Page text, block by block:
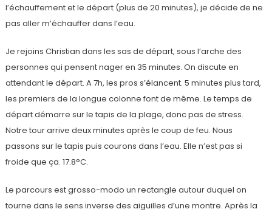
l’échauffement et le départ (plus de 20 minutes), je décide de ne
pas aller m’échauffer dans l’eau.
Je rejoins Christian dans les sas de départ, sous l’arche des
personnes qui pensent nager en 35 minutes. On discute en
attendant le départ. A 7h, les pros s’élancent. 5 minutes plus tard,
les premiers de la longue colonne font de même. Le temps de
départ démarre sur le tapis de la plage, donc pas de stress.
Notre tour arrive deux minutes après le coup de feu. Nous
passons sur le tapis puis courons dans l’eau. Elle n’est pas si
froide que ça. 17.8°C.
Le parcours est grosso-modo un rectangle autour duquel on
tourne dans le sens inverse des aiguilles d’une montre. Après la